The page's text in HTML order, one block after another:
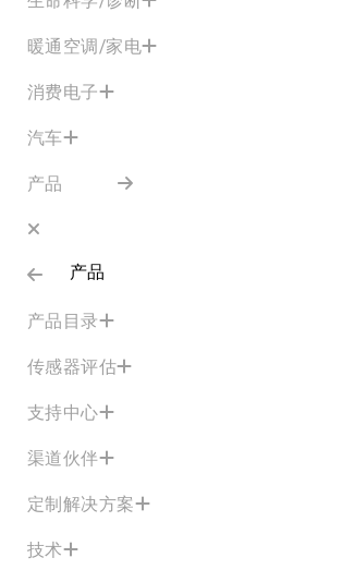
暖通空调/家电
消费电子
汽车
产品
产品
产品目录
传感器评估
支持中心
渠道伙伴
定制解决方案
技术